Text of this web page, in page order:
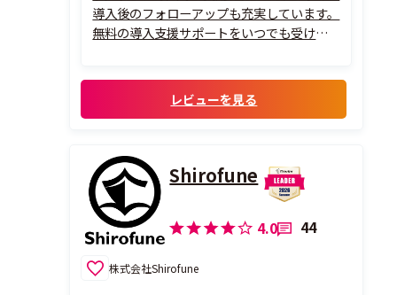
導入後のフォローアップも充実しています。
無料の導入支援サポートをいつでも受けら
丁寧に解説していただけるので、マニュアル
を見なくても使いこなせるようになりまし
レビューを見る
Shirofune
4.0 44
株式会社Shirofune